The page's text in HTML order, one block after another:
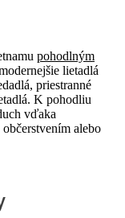
pohodlným
lietadlá
priestranné
K pohodliu
vďaka
alebo